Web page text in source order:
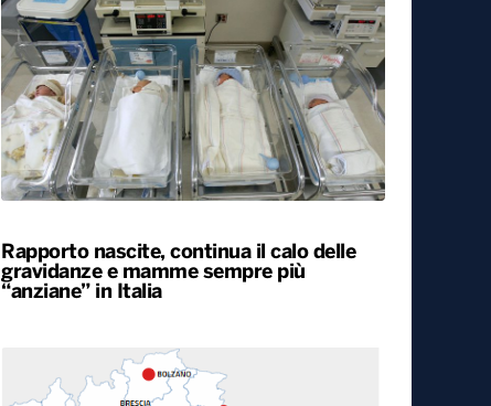
Rapporto nascite, continua il calo delle
gravidanze e mamme sempre più
“anziane” in Italia